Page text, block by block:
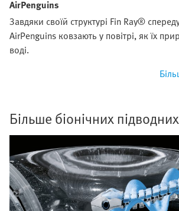
AirPenguins
Завдяки своїй структурі Fin Ray®
AirPenguins ковзають у повітрі, як їх
воді.
Більше біонічних